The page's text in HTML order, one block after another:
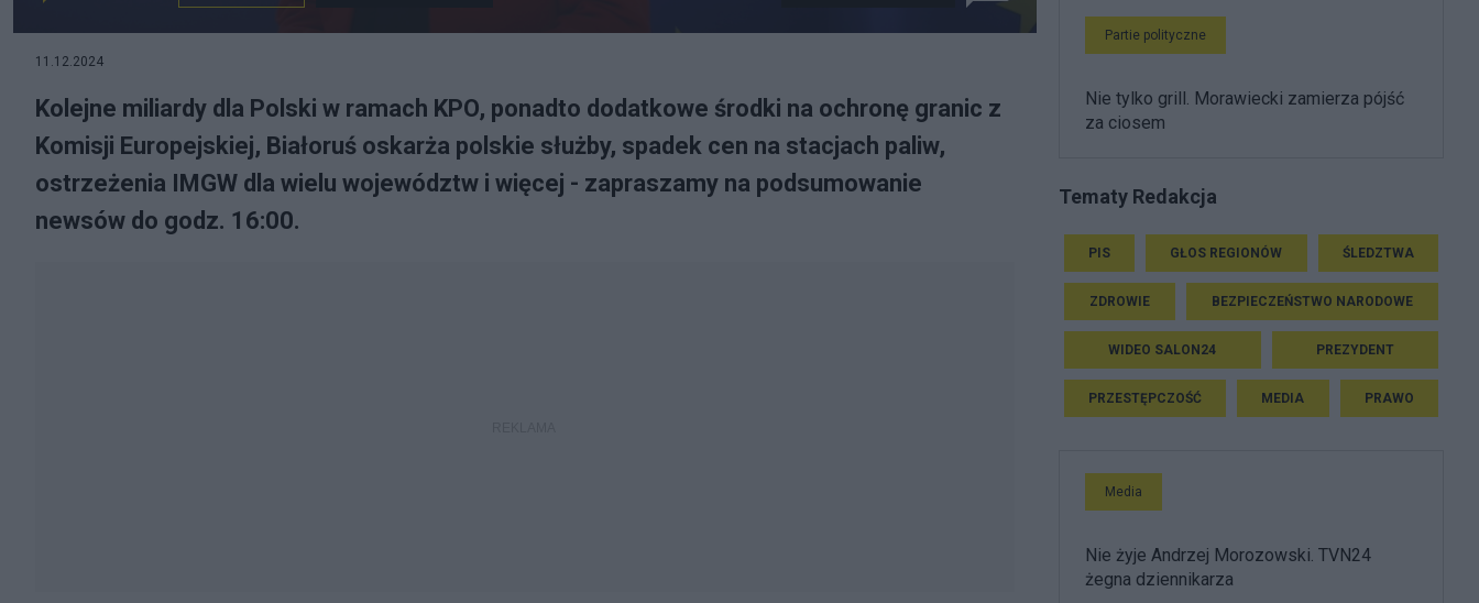
11.12.2024
Kolejne miliardy dla Polski w ramach KPO, ponadto dodatkowe środki na ochronę granic z
Komisji Europejskiej, Białoruś oskarża polskie służby, spadek cen na stacjach paliw,
ostrzeżenia IMGW dla wielu województw i więcej - zapraszamy na podsumowanie
newsów do godz. 16:00.
Partie polityczne
Nie tylko grill. Morawiecki zamierza pójść
za ciosem
Tematy Redakcja
PIS GŁOS REGIONÓW ŚLEDZTWA
ZDROWIE BEZPIECZEŃSTWO NARODOWE
WIDEO SALON24 PREZYDENT
PRZESTĘPCZOŚĆ MEDIA PRAWO
Media
Nie żyje Andrzej Morozowski. TVN24
żegna dziennikarza